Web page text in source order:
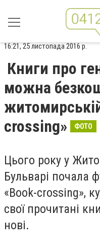
16:21, 25 листопада 2016 р.
Книги про
можна
crossing»
ФОТО
Цього року у
Бульварі почала
«Book-crossing»,
свої прочитані
нові.